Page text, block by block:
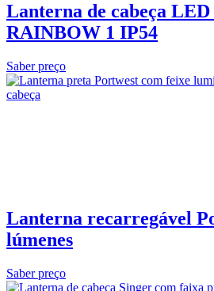
Lanterna de cabeça
RAINBOW 1 IP54
Saber preço
Lanterna recarregável
lúmenes
Saber preço